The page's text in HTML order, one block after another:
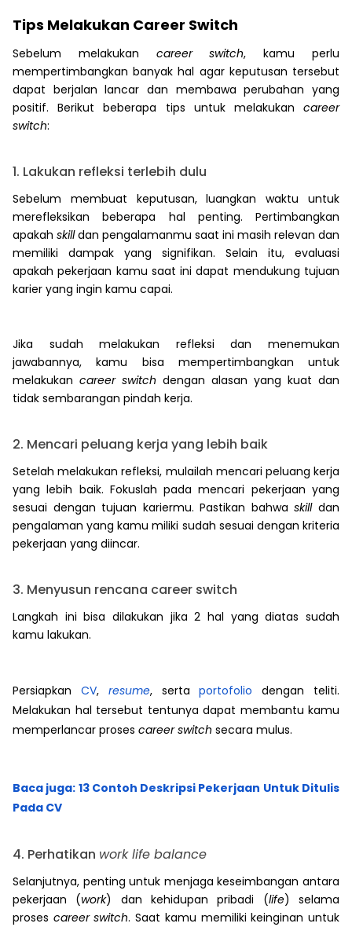
Tips Melakukan Career Switch
Sebelum melakukan career switch, kamu perlu
mempertimbangkan banyak hal agar keputusan tersebut
dapat berjalan lancar dan membawa perubahan yang
positif. Berikut beberapa tips untuk melakukan career
switch:
1. Lakukan refleksi terlebih dulu
Sebelum membuat keputusan, luangkan waktu untuk
merefleksikan beberapa hal penting. Pertimbangkan
apakah skilldan pengalamanmu saat ini masih relevan dan
memiliki dampak yang signifikan. Selain itu, evaluasi
apakah pekerjaan kamu saat ini dapat mendukung tujuan
karier yang ingin kamu capai.
Jika sudah melakukan refleksi dan menemukan
jawabannya, kamu bisa mempertimbangkan untuk
melakukan career switch dengan alasan yang kuat dan
tidak sembarangan pindah kerja.
2. Mencari peluang kerja yang lebih baik
Setelah melakukan refleksi, mulailah mencari peluang kerja
yang lebih baik. Fokuslah pada mencari pekerjaan yang
sesuai dengan tujuan kariermu. Pastikan bahwaskilldan
pengalaman yang kamu miliki sudah sesuai dengan kriteria
pekerjaan yang diincar.
3. Menyusun rencana career switch
Langkah ini bisa dilakukan jika 2 hal yang diatas sudah
kamu lakukan.
Persiapkan CV, resume, sertaportofolio dengan teliti.
Melakukan hal tersebut tentunya dapat membantu kamu
memperlancar proses career switch secara mulus.
Baca juga: 13 Contoh Deskripsi Pekerjaan Untuk Ditulis
Pada CV
4. Perhatikan work life balance
Selanjutnya, penting untuk menjaga keseimbangan antara
pekerjaan (work) dan kehidupan pribadi (life) selama
proses career switch. Saat kamu memiliki keinginan untuk